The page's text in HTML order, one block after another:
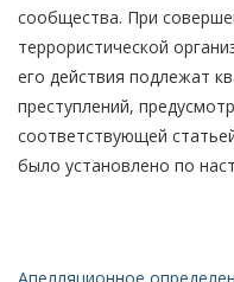
сообщества. При
террористической
его действия подлежат
преступлений,
соответствующей
было установлено по
Апелляционное